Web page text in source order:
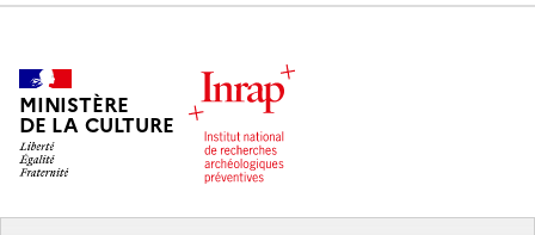
MINISTÈRE
DE LA CULTURE